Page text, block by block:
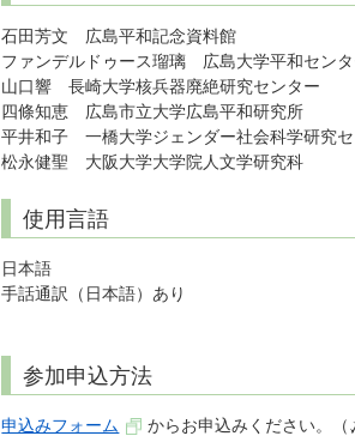
石田芳文 広島平和記念資料館
ファンデルドゥース瑠璃 広島大学平和セン
山口響 長崎大学核兵器廃絶研究センター
四條知恵 広島市立大学広島平和研究所
平井和子 一橋大学ジェンダー社会科学研究
松永健聖 大阪大学大学院人文学研究科
使用言語
日本語
手話通訳（日本語）あり
参加申込方法
申込みフォーム
からお申込みください。（